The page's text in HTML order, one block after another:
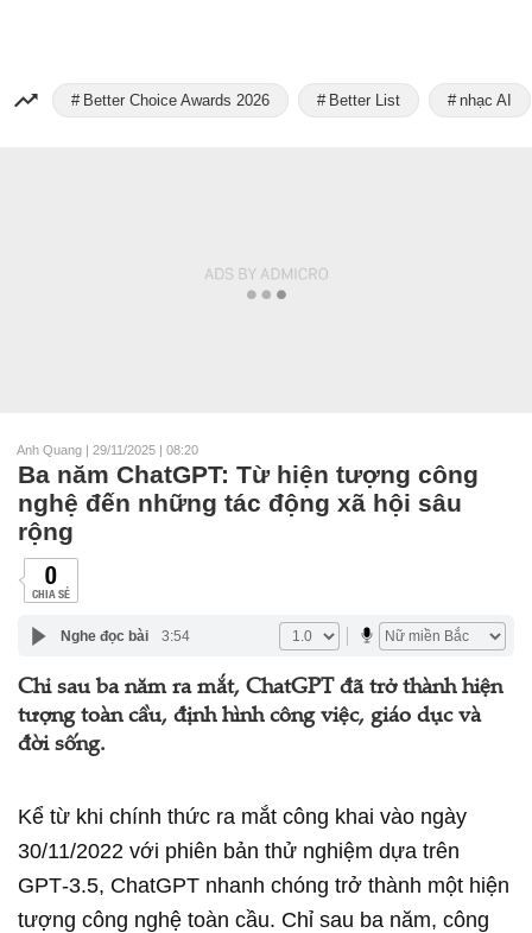
Better Choice Awards 2026 Better List nhạc AI
Anh Quang | 29/11/2025 | 08:20
Ba năm ChatGPT: Từ hiện tượng công
nghệ đến những tác động xã hội sâu
rộng
0
CHIA SẺ
Nghe đọc bài 3:54
Chỉ sau ba năm ra mắt, ChatGPT đã trở thành hiện
tượng toàn cầu, định hình công việc, giáo dục và
đời sống.
Kể từ khi chính thức ra mắt công khai vào ngày
30/11/2022 với phiên bản thử nghiệm dựa trên
GPT‑3.5, ChatGPT nhanh chóng trở thành một hiện
tượng công nghệ toàn cầu. Chỉ sau ba năm, công